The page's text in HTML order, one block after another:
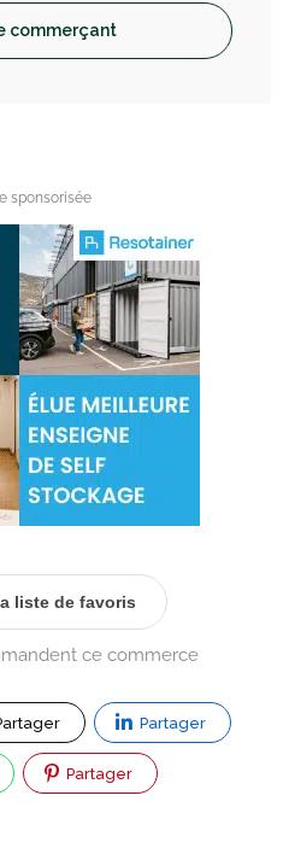
commerçant
sponsorisée
liste de favoris
ce commerce
Partager
Partager